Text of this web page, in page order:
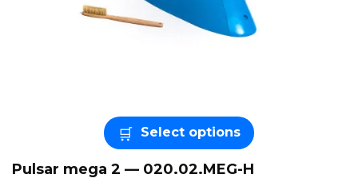
Select options
Pulsar mega 2 — 020.02.MEG-H